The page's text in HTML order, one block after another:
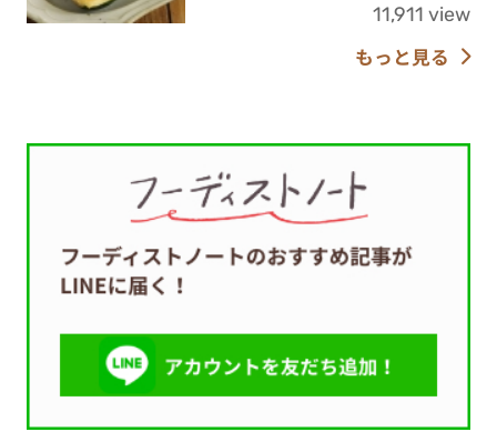
11,911 view
もっと見る